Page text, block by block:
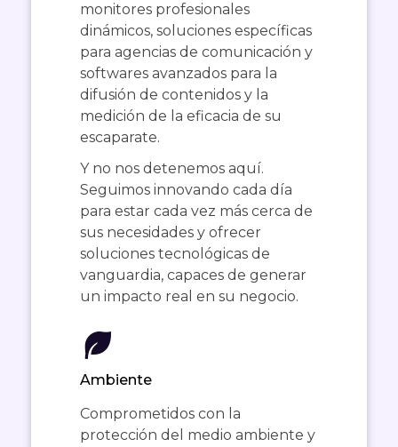
monitores profesionales
dinámicos, soluciones específicas
para agencias de comunicación y
softwares avanzados para la
difusión de contenidos y la
medición de la eficacia de su
escaparate.
Y no nos detenemos aquí.
Seguimos innovando cada día
para estar cada vez más cerca de
sus necesidades y ofrecer
soluciones tecnológicas de
vanguardia, capaces de generar
un impacto real en su negocio.
Ambiente
Comprometidos con la
protección del medio ambiente y